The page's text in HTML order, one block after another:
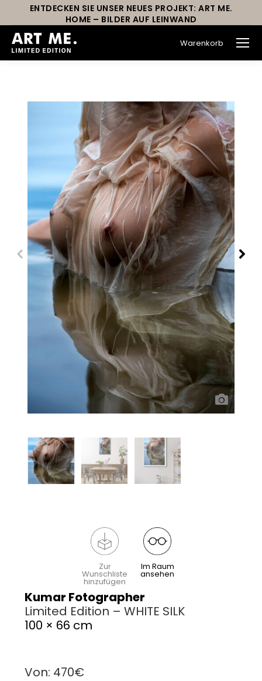
ENTDECKEN SIE UNSER NEUES PROJEKT: ART ME.
HOME – BILDER AUF LEINWAND
Warenkorb
Zur
Wunschliste
hinzufügen
Im Raum
ansehen
Kumar Fotographer
Limited Edition – WHITE SILK
100 × 66 cm
Von: 470€